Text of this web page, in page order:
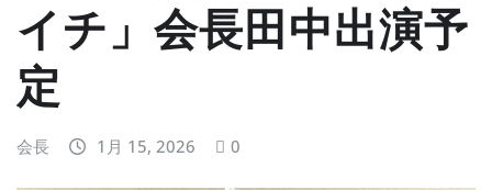
イチ」会長田中出演予
定
会長 1月 15, 2026 0